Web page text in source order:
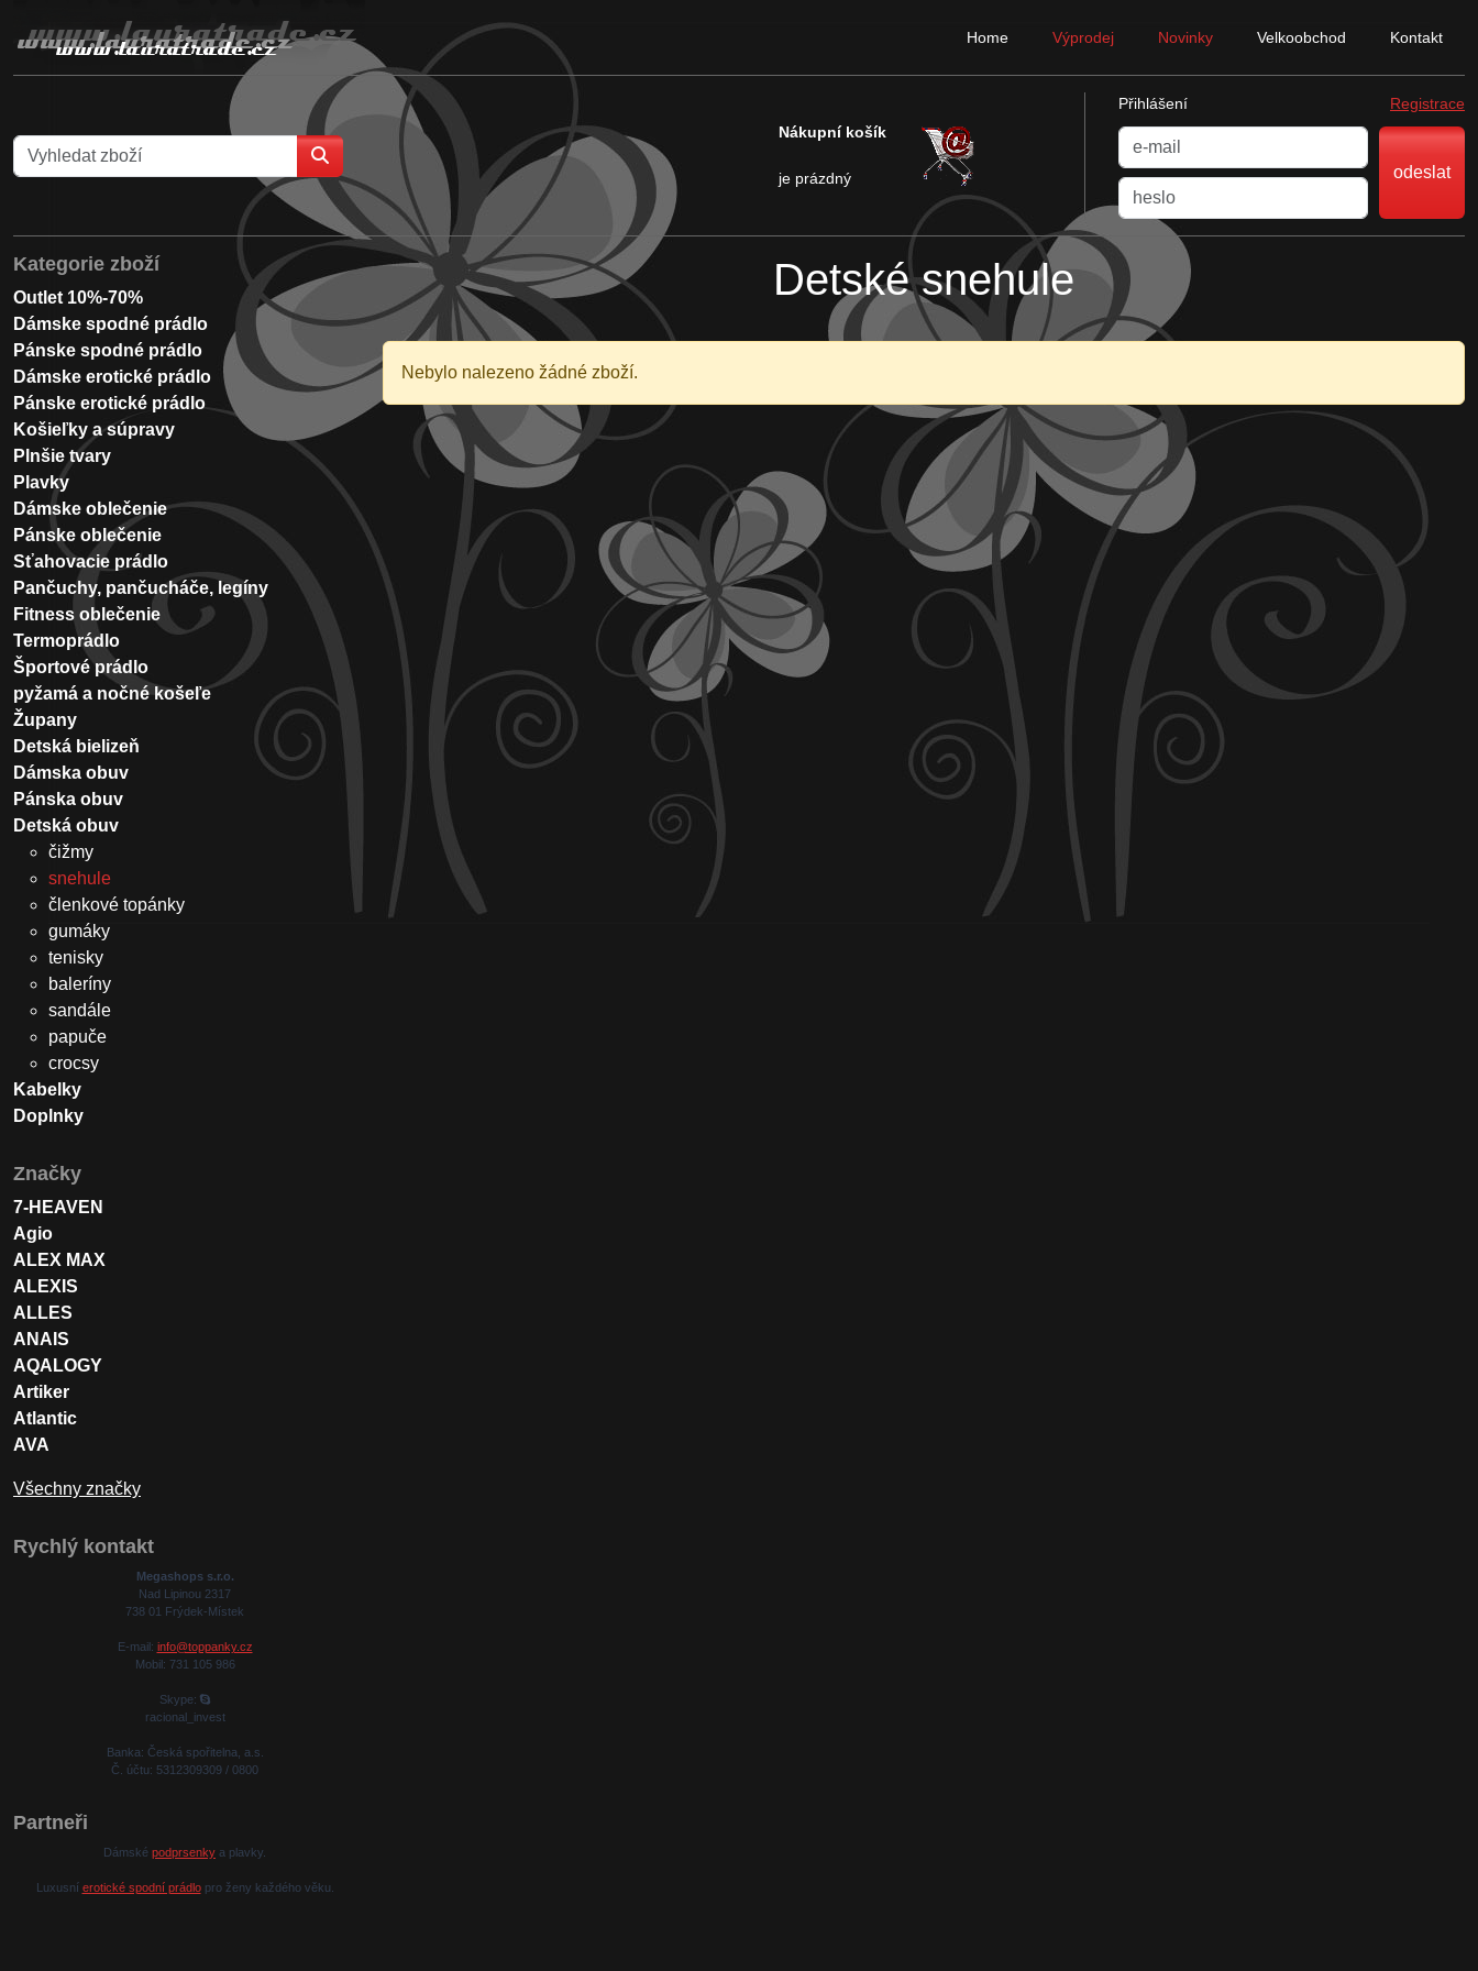
Home Výprodej Novinky Velkoobchod Kontakt
Nákupní košík
je prázdný
Přihlášení Registrace
odeslat
Detské snehule
Nebylo nalezeno žádné zboží.
Kategorie zboží
Outlet 10%-70%
Dámske spodné prádlo
Pánske spodné prádlo
Dámske erotické prádlo
Pánske erotické prádlo
Košieľky a súpravy
Plnšie tvary
Plavky
Dámske oblečenie
Pánske oblečenie
Sťahovacie prádlo
Pančuchy, pančucháče, legíny
Fitness oblečenie
Termoprádlo
Športové prádlo
pyžamá a nočné košeľe
Župany
Detská bielizeň
Dámska obuv
Pánska obuv
Detská obuv
čižmy
snehule
členkové topánky
gumáky
tenisky
baleríny
sandále
papuče
crocsy
Kabelky
Doplnky
Značky
7-HEAVEN
Agio
ALEX MAX
ALEXIS
ALLES
ANAIS
AQALOGY
Artiker
Atlantic
AVA
Všechny značky
Rychlý kontakt
Megashops s.r.o.
Nad Lipinou 2317
738 01 Frýdek-Místek
E-mail: info@toppanky.cz
Mobil: 731 105 986
Skype:
racional_invest
Banka: Česká spořitelna, a.s.
Č. účtu: 5312309309 / 0800
Partneři
Dámské podprsenky a plavky.
Luxusní erotické spodní prádlopro ženy každého věku.